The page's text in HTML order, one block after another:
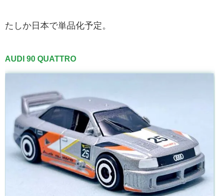
たしか日本で単品化予定。
AUDI 90 QUATTRO